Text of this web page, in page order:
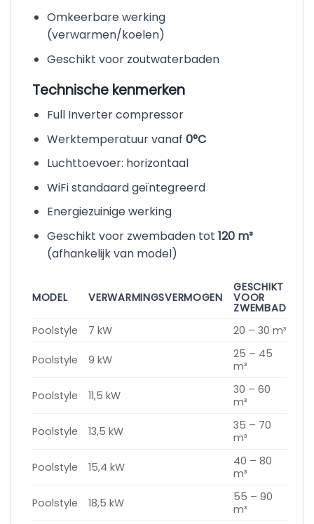
Omkeerbare werking
(verwarmen/koelen)
Geschikt voor zoutwaterbaden
Technische kenmerken
Full Inverter compressor
Werktemperatuur vanaf 0°C
Luchttoevoer: horizontaal
WiFi standaard geïntegreerd
Energiezuinige werking
Geschikt voor zwembaden tot 120 m³
(afhankelijk van model)
MODEL VERWARMINGSVERMOGEN
GESCHIKT
VOOR
ZWEMBAD
Poolstyle
7 kW 20 – 30 m³
Poolstyle 9 kW
25 – 45
m³
Poolstyle 11,5 kW
30 – 60
m³
Poolstyle 13,5 kW
35 – 70
m³
Poolstyle 15,4 kW
40 – 80
m³
Poolstyle 18,5 kW
55 – 90
m³